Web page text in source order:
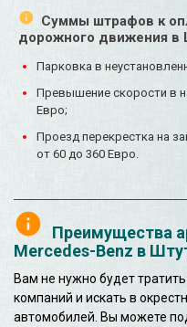
Суммы штрафов к
дорожного движения в
Парковка в
Превышение скорости в
Евро;
Проезд перекрестка на
от 60 до 360 Евро.
Преимущества
Mercedes-Benz в
Вам не нужно будет
компаний и искать в
автомобилей. Вы можете